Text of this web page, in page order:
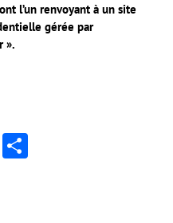
l’un renvoyant à un site
gérée par
».
Email